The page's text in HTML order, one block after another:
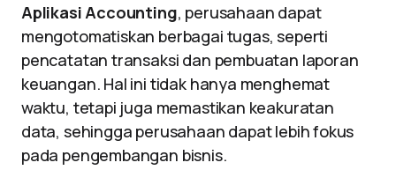
Aplikasi Accounting, perusahaan dapat
mengotomatiskan berbagai tugas, seperti
pencatatan transaksi dan pembuatan laporan
keuangan. Hal ini tidak hanya menghemat
waktu, tetapi juga memastikan keakuratan
data, sehingga perusahaan dapat lebih fokus
pada pengembangan bisnis.